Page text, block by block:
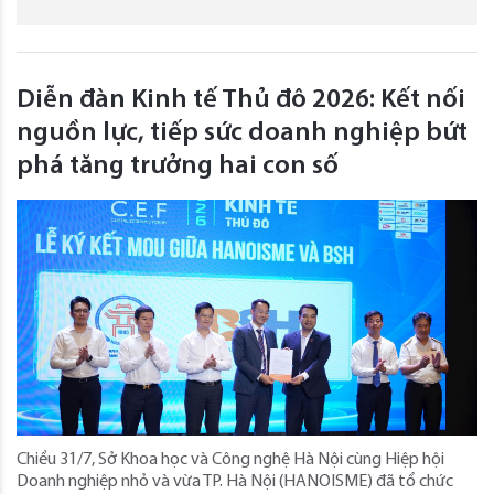
Diễn đàn Kinh tế Thủ đô 2026: Kết nối
nguồn lực, tiếp sức doanh nghiệp bứt
phá tăng trưởng hai con số
Chiều 31/7, Sở Khoa học và Công nghệ Hà Nội cùng Hiệp hội
Doanh nghiệp nhỏ và vừa TP. Hà Nội (HANOISME) đã tổ chức